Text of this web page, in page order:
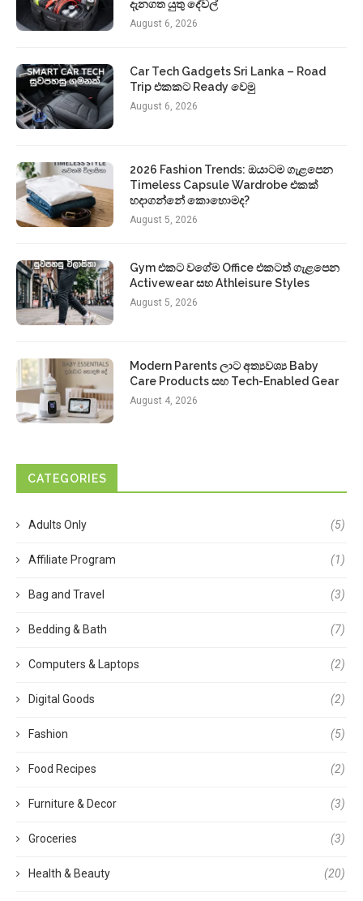
දැනගත යුතු දේවල්
August 6, 2026
Car Tech Gadgets Sri Lanka – Road
Trip එකකට Ready වෙමු
August 6, 2026
2026 Fashion Trends: ඔයාටම ගැළපෙන
Timeless Capsule Wardrobe එකක්
හදාගන්නේ කොහොමද?
August 5, 2026
Gym එකට වගේම Office එකටත් ගැළපෙන
Activewear සහ Athleisure Styles
August 5, 2026
Modern Parents ලාට අත්‍යවශ්‍ය Baby
Care Products සහ Tech-Enabled Gear
August 4, 2026
CATEGORIES
Adults Only (5)
Affiliate Program (1)
Bag and Travel (3)
Bedding & Bath (7)
Computers & Laptops (2)
Digital Goods (2)
Fashion (5)
Food Recipes (2)
Furniture & Decor (3)
Groceries (3)
Health & Beauty (20)